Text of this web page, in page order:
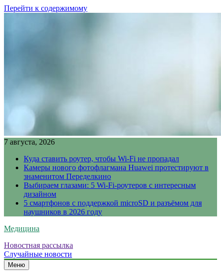
Перейти к содержимому
7 августа, 2026
Куда ставить роутер, чтобы Wi-Fi не пропадал
Камеры нового фотофлагмана Huawei протестируют в
знаменитом Переделкино
Выбираем глазами: 5 Wi-Fi-роутеров с интересным
дизайном
5 смартфонов с поддержкой microSD и разъёмом для
наушников в 2026 году
Медицина
Новостная рассылка
Случайные новости
Меню